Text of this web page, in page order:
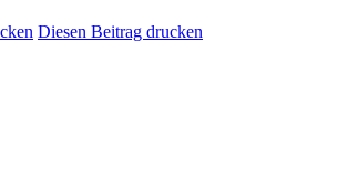
Diesen Beitrag drucken